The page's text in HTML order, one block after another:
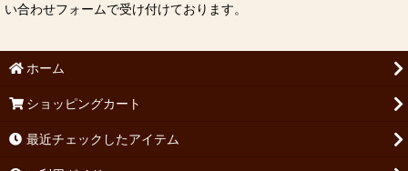
い合わせフォームで受け付けております。
ホーム
ショッピングカート
最近チェックしたアイテム